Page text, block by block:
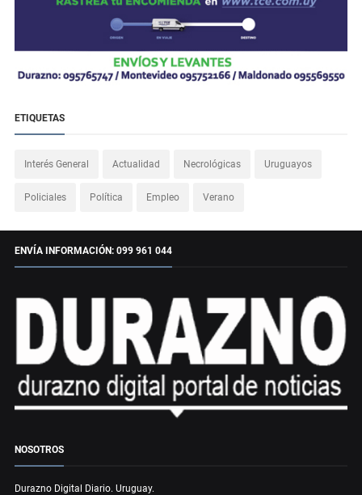
ETIQUETAS
Interés General Actualidad Necrológicas Uruguayos
Policiales Política Empleo Verano
ENVÍA INFORMACIÓN: 099 961 044
NOSOTROS
Durazno Digital Diario. Uruguay.